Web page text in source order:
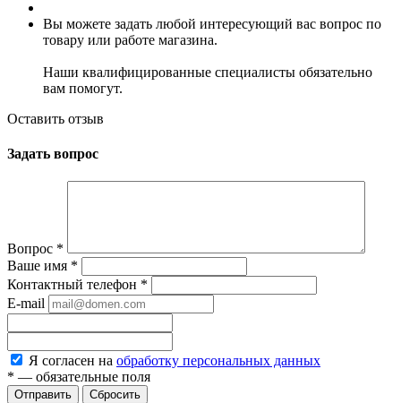
Вы можете задать любой интересующий вас вопрос по
товару или работе магазина.
Наши квалифицированные специалисты обязательно
вам помогут.
Оставить отзыв
Задать вопрос
Вопрос *
Ваше имя *
Контактный телефон *
E-mail
Я согласен на обработку персональных данных
* — обязательные поля
Сбросить